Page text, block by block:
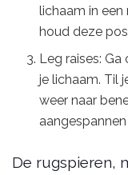
lichaam in een
houd deze
Leg raises:
je lichaam. Til
weer naar
De rugspieren,